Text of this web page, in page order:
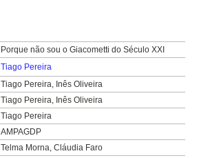
Porque não sou o Giacometti do Século XXI
Tiago Pereira
Tiago Pereira, Inês Oliveira
Tiago Pereira, Inês Oliveira
Tiago Pereira
AMPAGDP
Telma Morna, Cláudia Faro